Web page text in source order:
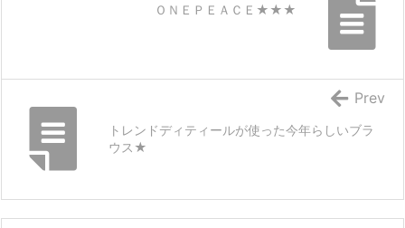
ＯＮＥＰＥＡＣＥ★★★
トレンドディティールが使った今年らしいブラ
ウス★
Prev